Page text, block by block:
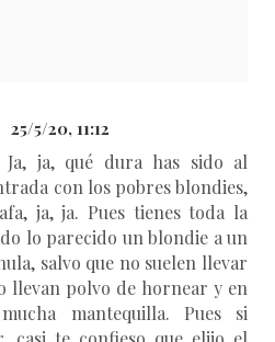
25/5/20, 11:12
Ja, ja, qué dura has sido al
con los pobres blondies,
ja, ja. Pues tienes toda la
lo parecido un blondie a un
salvo que no suelen llevar
llevan polvo de hornear y en
mantequilla. Pues si